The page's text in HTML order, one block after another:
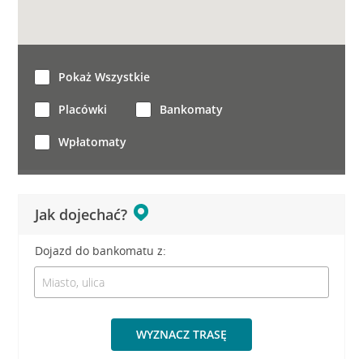
Jak dojechać?
Dojazd do bankomatu z:
WYZNACZ TRASĘ
Pokaż Wszystkie
Placówki Bankomaty
Wpłatomaty